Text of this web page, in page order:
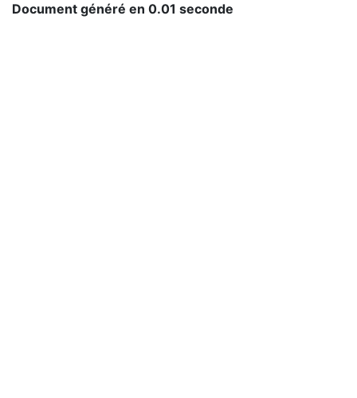
Document généré en 0.01 seconde